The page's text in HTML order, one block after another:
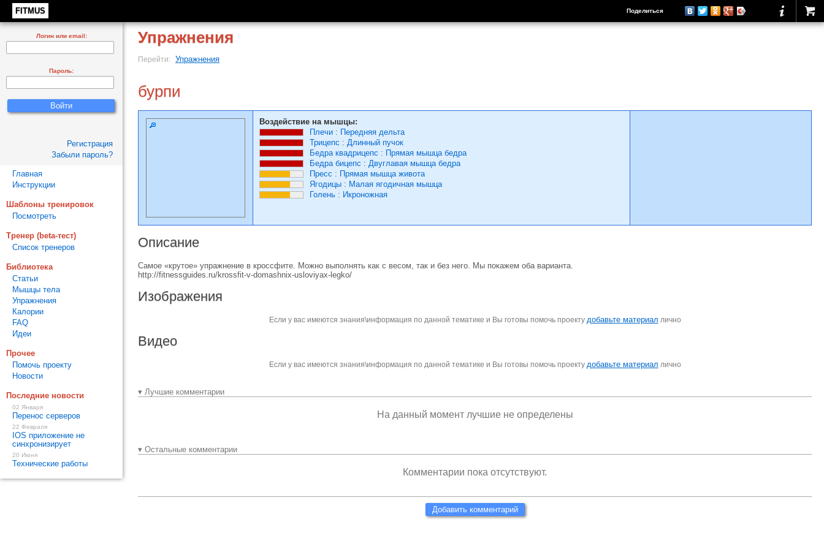
FITMUS Поделиться
Упражнения
Перейти: Упражнения
бурпи
Воздействие на мышцы:
Плечи : Передняя дельта
Трицепс : Длинный пучок
Бедра квадрицепс : Прямая мышца бедра
Бедра бицепс : Двуглавая мышца бедра
Пресс : Прямая мышца живота
Ягодицы : Малая ягодичная мышца
Голень : Икроножная
Описание
Самое «крутое» упражнение в кроссфите. Можно выполнять как с весом, так и без него. Мы покажем оба варианта.
http://fitnessguides.ru/krossfit-v-domashnix-usloviyax-legko/
Изображения
Если у вас имеются знания\информация по данной тематике и Вы готовы помочь проекту добавьте материал лично
Видео
Если у вас имеются знания\информация по данной тематике и Вы готовы помочь проекту добавьте материал лично
▾ Лучшие комментарии
На данный момент лучшие не определены
▾ Остальные комментарии
Комментарии пока отсутствуют.
Добавить комментарий
Логин или email:
Пароль:
Регистрация
Забыли пароль?
Главная
Инструкции
Шаблоны тренировок
Посмотреть
Тренер (beta-тест)
Список тренеров
Библиотека
Статьи
Мышцы тела
Упражнения
Калории
FAQ
Идеи
Прочее
Помочь проекту
Новости
Последние новости
02 Января
Перенос серверов
22 Февраля
IOS приложение не
синхронизирует
20 Июня
Технические работы